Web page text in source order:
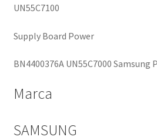
UN55C7100
Supply Board Power
BN4400376A UN55C7000 Samsung
Marca
SAMSUNG